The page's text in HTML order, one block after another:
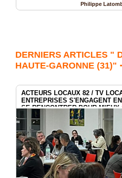
Philippe
DERNIERS ARTICLES "
HAUTE-GARONNE (31)"
ACTEURS LOCAUX 82 / TV
ENTREPRISES S'ENGAGENT
SE RENCONTRER POUR
NOVEMBRE 2023